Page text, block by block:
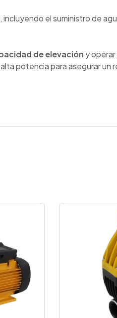
el suministro de
de elevación y
potencia para asegurar